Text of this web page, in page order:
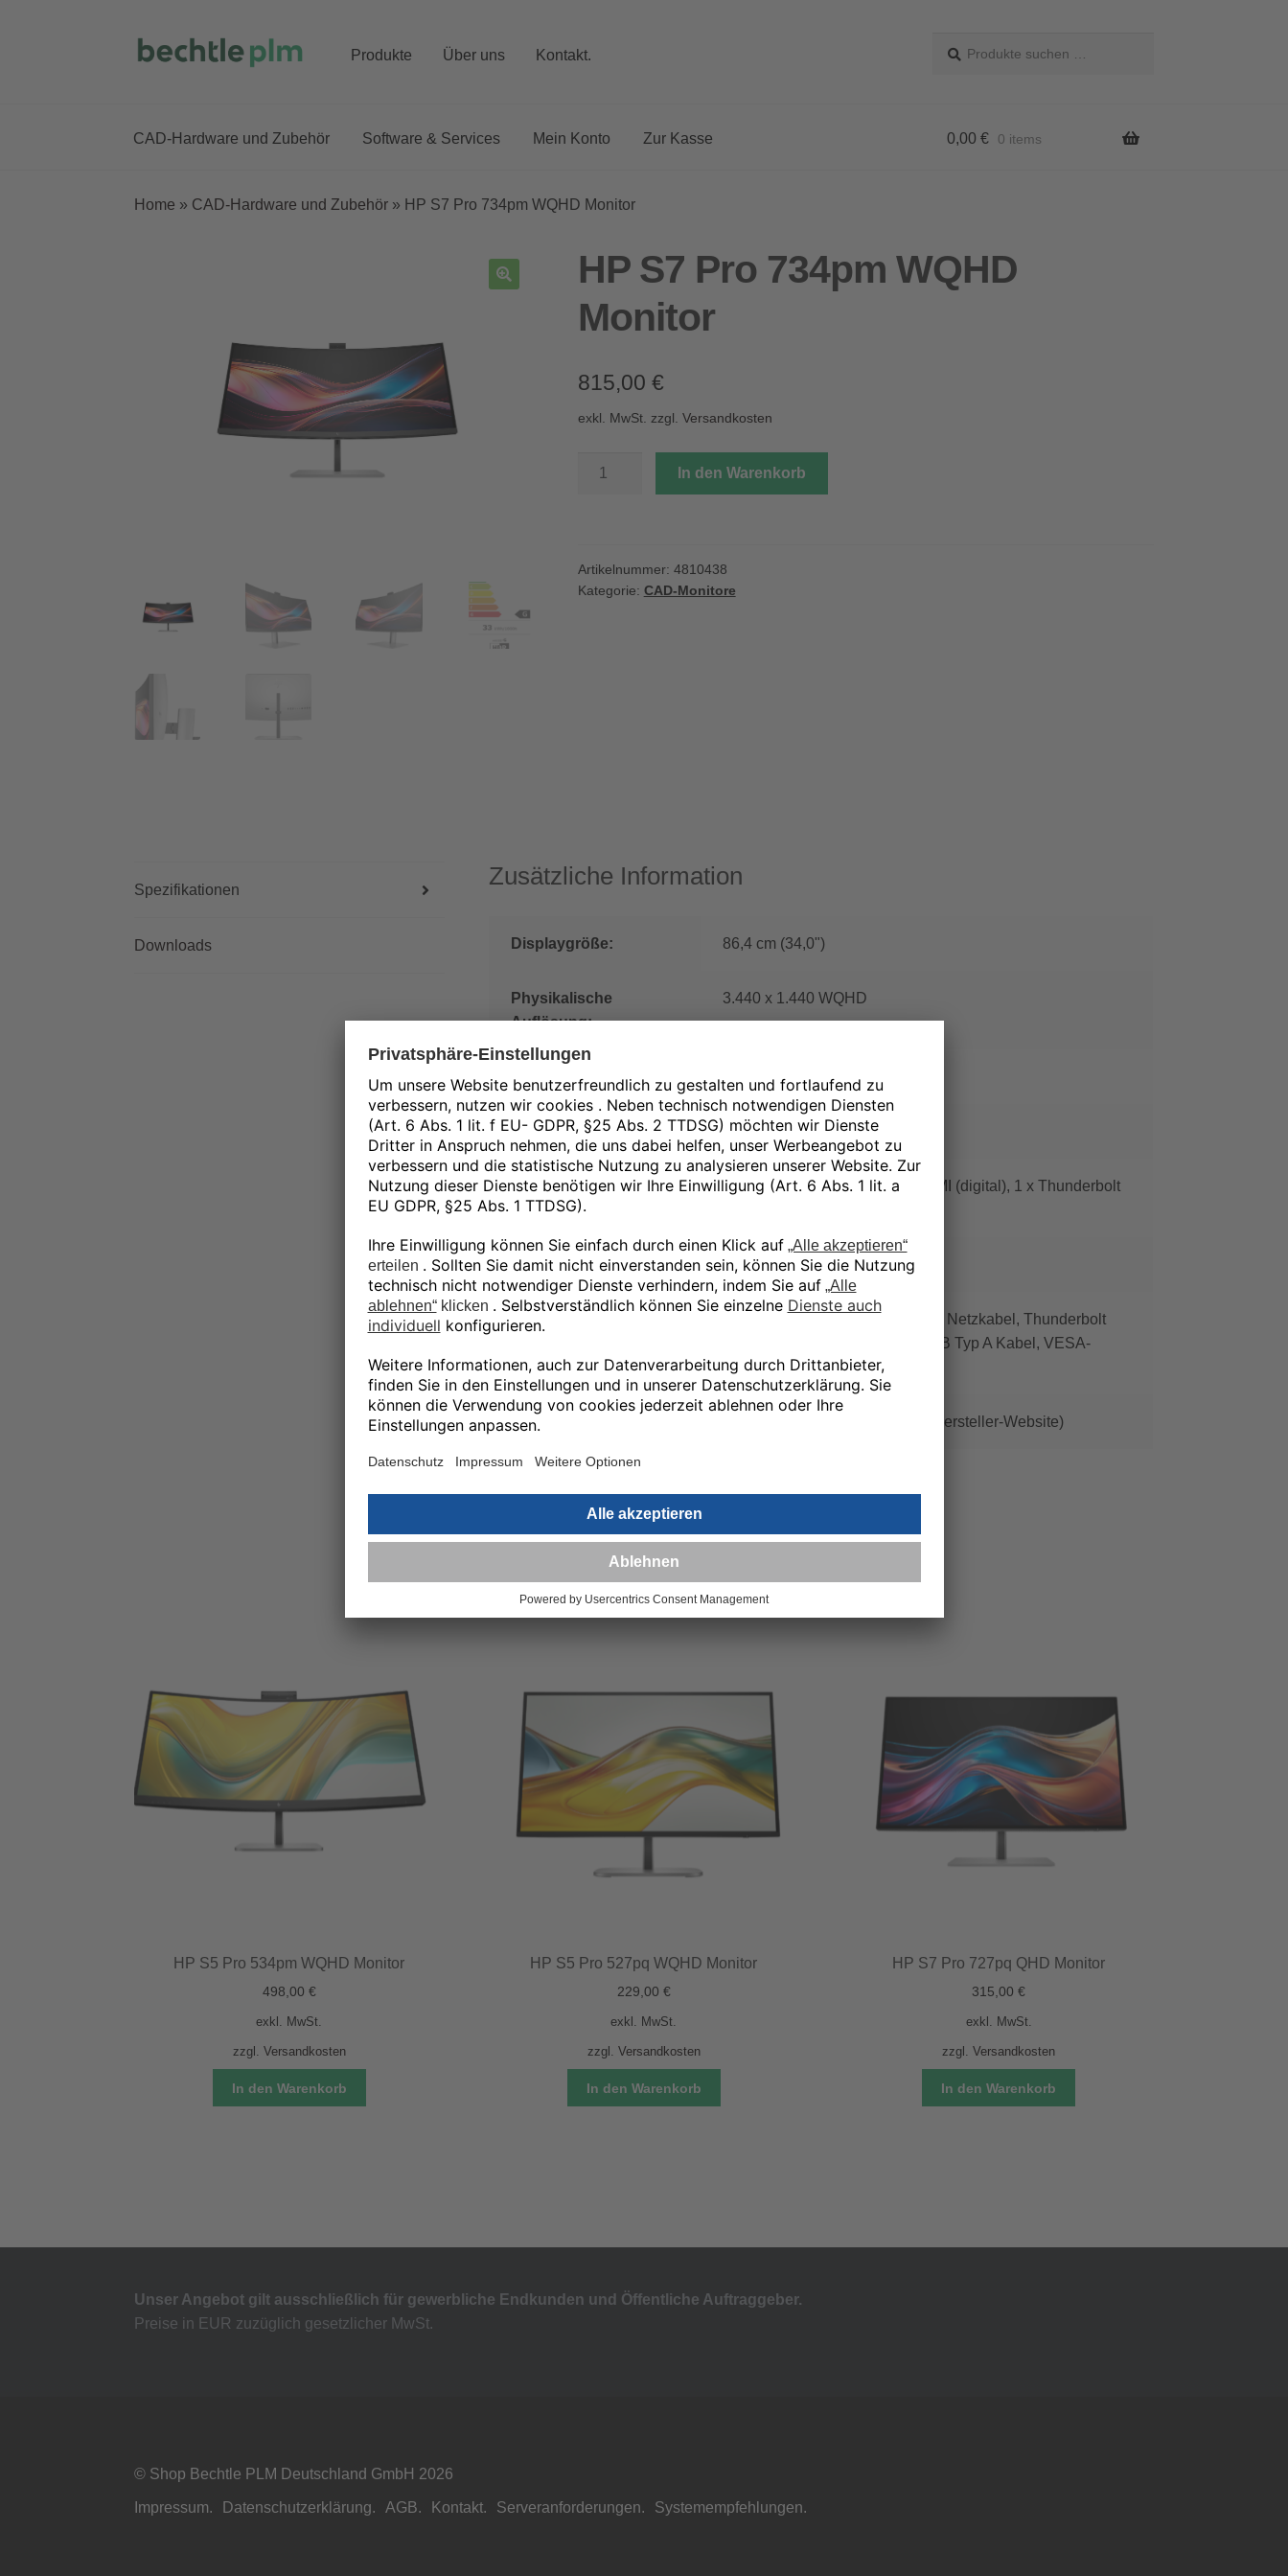
Produkte Über uns Kontakt.
nach:
CAD-Hardware und Zubehör Software & Services Mein Konto Zur Kasse 0,00 € 0 items
Home » CAD-Hardware und Zubehör » HP S7 Pro 734pm WQHD Monitor
HP S7 Pro 734pm WQHD
Monitor
815,00 €
exkl. MwSt. zzgl. Versandkosten
Monitor
In den Warenkorb
Artikelnummer: 4810438
Kategorie: CAD-Monitore
Spezifikationen
Downloads
Zusätzliche Information
Displaygröße: 86,4 cm (34,0")
Physikalische
Auflösung:
3.440 x 1.440 WQHD
Seitenverhältnis: 21:9
Displayoberfläche: Entspiegelt
Signaleingang:
1 x DisplayPort (digital), 1 x HDMI (digital), 1 x Thunderbolt
Energieeffizienzklasse: G
Lieferumfang:
DisplayPort-Kabel, HDMI-Kabel, Netzkabel, Thunderbolt
(Typ C)-Kabel, USB Typ C – USB Typ A Kabel, VESA-
Adapter
Garantie: 3 Jahre Bring-In (Details siehe Hersteller-Website)
Ähnliche Produkte
HP S5 Pro 534pm WQHD Monitor
498,00 €
exkl. MwSt.
zzgl. Versandkosten
In den Warenkorb
HP S5 Pro 527pq WQHD Monitor
229,00 €
exkl. MwSt.
zzgl. Versandkosten
In den Warenkorb
HP S7 Pro 727pq QHD Monitor
315,00€
exkl. MwSt.
zzgl.Versandkosten
In den Warenkorb
Unser Angebot gilt ausschließlich für gewerbliche Endkunden und Öffentliche Auftraggeber.
Preise in EUR zuzüglich gesetzlicher MwSt.
© Shop Bechtle PLM Deutschland GmbH 2026
Impressum. Datenschutzerklärung. AGB. Kontakt. Serveranforderungen. Systemempfehlungen.